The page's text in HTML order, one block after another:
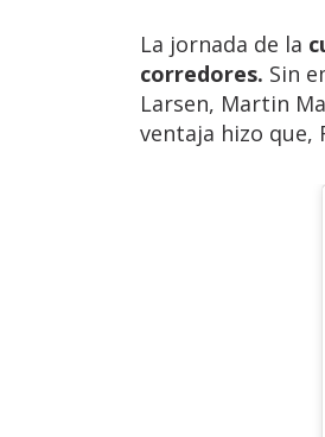
La jornada de la
corredores. Sin
Larsen, Martin
ventaja hizo que,